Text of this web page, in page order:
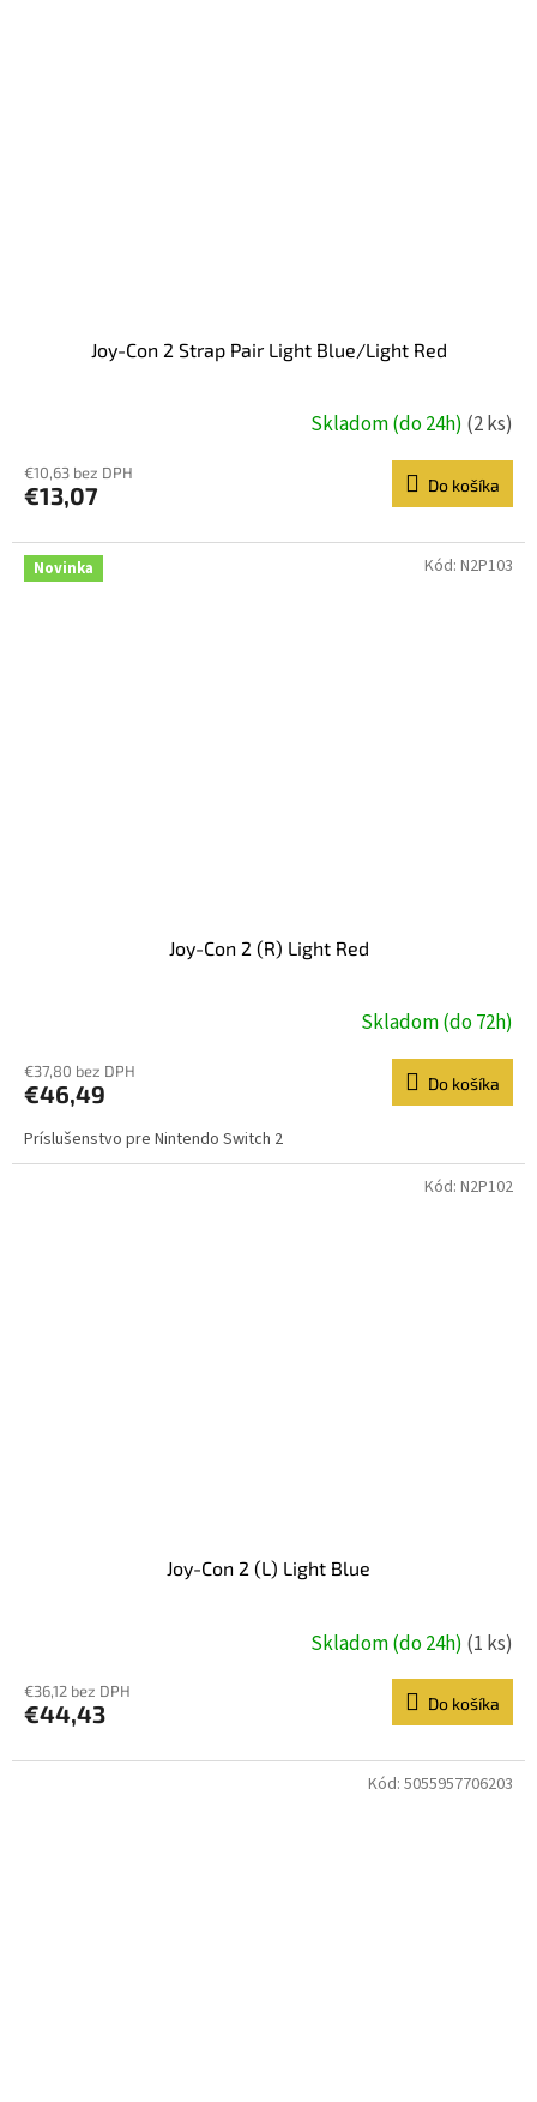
Joy-Con 2 Strap Pair Light Blue/Light Red
Skladom (do 24h) (2 ks)
€10,63 bez DPH
€13,07 Do košíka
Novinka
Joy-Con 2 (R) Light Red
Skladom (do 72h)
€37,80 bez DPH
€46,49 Do košíka
Príslušenstvo pre Nintendo Switch 2
Kód: N2P103
Joy-Con 2 (L) Light Blue
Skladom (do 24h) (1 ks)
€36,12 bez DPH
€44,43 Do košíka
Kód: N2P102
Kód: 5055957706203